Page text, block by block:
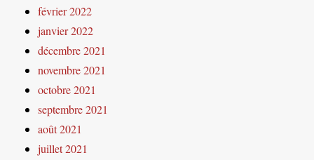
février 2022
janvier 2022
décembre 2021
novembre 2021
octobre 2021
septembre 2021
août 2021
juillet 2021